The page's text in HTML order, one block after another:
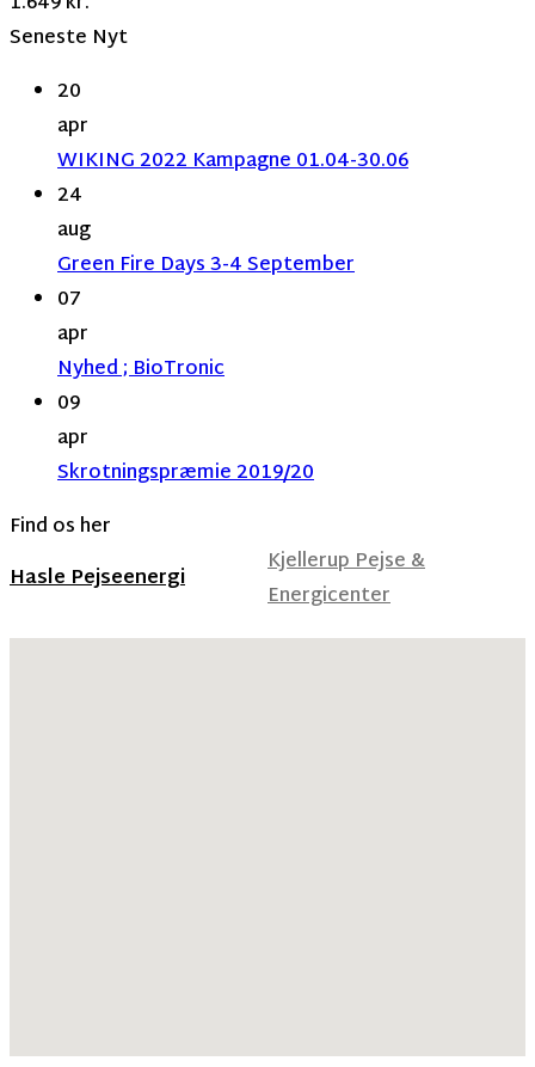
Seneste Nyt
20
apr
WIKING 2022 Kampagne 01.04-30.06
24
aug
Green Fire Days 3-4 September
07
apr
Nyhed ; BioTronic
09
apr
Skrotningspræmie 2019/20
Find os her
Hasle Pejseenergi
Kjellerup Pejse &
Energicenter